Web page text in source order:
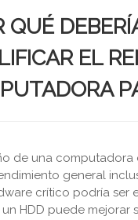
QUÉ
EL
de una
general
crítico podría ser
HDD puede